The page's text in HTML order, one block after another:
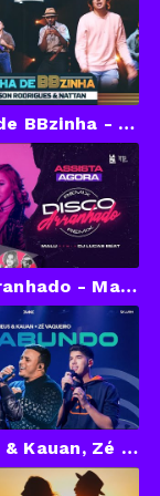
Carinha de BBzinha - Anderson Rodrigues e Nattan (Clipe Oficial) [Part. Orlandinho e Innessa Pontes]
Disco Arranhado - Malu Remix Dj Lucas Beat (Clip Oficial)
Matheus & Kauan, Zé Vaqueiro - Vagabundo